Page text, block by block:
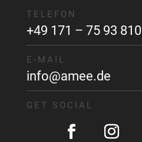
TELEFON
+49 171 – 75 93 810
E-MAIL
info@amee.de
GET SOCIAL